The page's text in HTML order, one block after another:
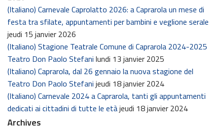
(Italiano) Carnevale Caprolatto 2026: a Caprarola un mese di
festa tra sfilate, appuntamenti per bambini e veglione serale
jeudi 15 janvier 2026
(Italiano) Stagione Teatrale Comune di Caprarola 2024-2025
Teatro Don Paolo Stefani lundi 13 janvier 2025
(Italiano) Caprarola, dal 26 gennaio la nuova stagione del
Teatro Don Paolo Stefani jeudi 18 janvier 2024
(Italiano) Carnevale 2024 a Caprarola, tanti gli appuntamenti
dedicati ai cittadini di tutte le etàjeudi 18 janvier 2024
Archives